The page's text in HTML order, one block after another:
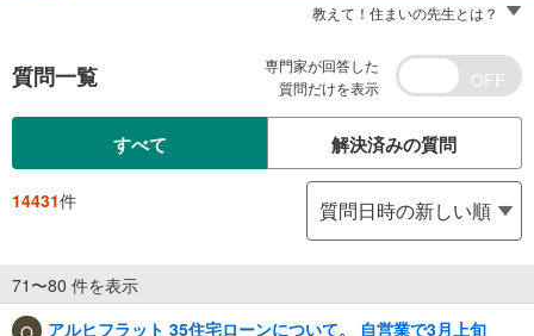
教えて！住まいの先生とは？
質問一覧
専門家が回答した
質問だけを表示
すべて 解決済みの質問
14431件
71〜80 件を表示
アルヒフラット 35住宅ローンについて。 自営業で3月上旬